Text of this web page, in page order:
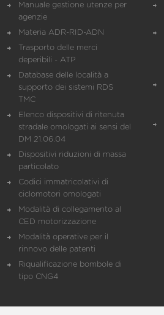
Manuale gestione utenze per
agenzie
Materia ADR-RID-ADN
Trasporto delle merci
deperibili - ATP
Database delle località a
supporto dei sistemi RDS
TMC
Elenco dispositivi di ritenuta
stradale omologati ai sensi del
DM 21.06.04
Dispositivi riduzioni di massa
particolato
Codici immatricolativi di
ciclomotori omologati
Modalità di collegamento al
CED motorizzazione
Modalità operative per il
rinnovo delle patenti
Riqualificazione bombole di
tipo CNG4